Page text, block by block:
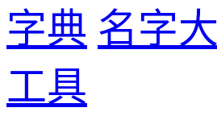
字典 名字
工具